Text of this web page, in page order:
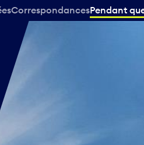
CorrespondancesPendant